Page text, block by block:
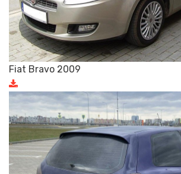
Fiat Bravo 2009